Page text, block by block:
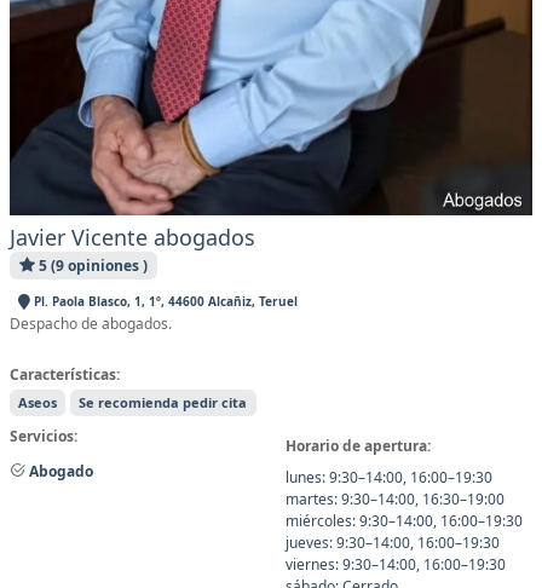
Javier Vicente abogados
5 (9 opiniones )
Pl. Paola Blasco, 1, 1º, 44600 Alcañiz, Teruel
Despacho de abogados.
Características:
Aseos Se recomienda pedir cita
Servicios:
Abogado
Horario de apertura:
lunes: 9:30–14:00, 16:00–19:30
martes: 9:30–14:00, 16:30–19:00
miércoles: 9:30–14:00, 16:00–19:30
jueves: 9:30–14:00, 16:00–19:30
viernes: 9:30–14:00, 16:00–19:30